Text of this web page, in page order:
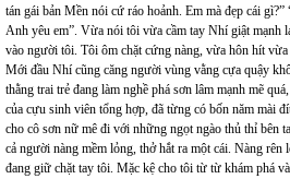
tán gái bản Mền nói cứ ráo hoảnh. Em mà đẹp cái
Anh yêu em”. Vừa nói tôi vừa cầm tay Nhí giật mạnh
vào người tôi. Tôi ôm chặt cứng nàng, vừa hôn hít vừa
Mới đầu Nhí cũng căng người vùng vằng cựa quậy
thằng trai trẻ đang làm nghề phá sơn lâm mạnh mẽ
của cựu sinh viên tổng hợp, đã từng có bốn năm mài
cho cô sơn nữ mê đi với những ngọt ngào thủ thỉ bên
cả người nàng mềm lỏng, thở hắt ra một cái. Nàng
đang giữ chặt tay tôi. Mặc kệ cho tôi từ từ khám phá